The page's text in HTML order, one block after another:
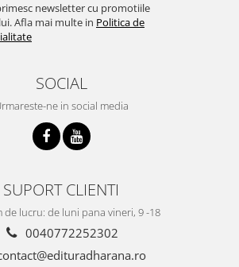
newsletter cu promotiile
Afla mai multe in Politica de
SOCIAL
ne in social media
SUPORT CLIENTI
de lucru: de luni pana vineri, 9 -18
0040772252302